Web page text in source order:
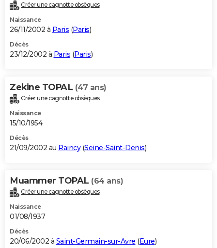
Créer une cagnotte obsèques
Naissance
26/11/2002 à Paris (Paris)
Décès
23/12/2002 à Paris (Paris)
Zekine TOPAL (47 ans)
Créer une cagnotte obsèques
Naissance
15/10/1954
Décès
21/09/2002 au Raincy(Seine-Saint-Denis)
Muammer TOPAL (64 ans)
Créer une cagnotte obsèques
Naissance
01/08/1937
Décès
20/06/2002 à Saint-Germain-sur-Avre (Eure)